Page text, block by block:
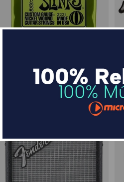
Slinky Regular 10-46
●